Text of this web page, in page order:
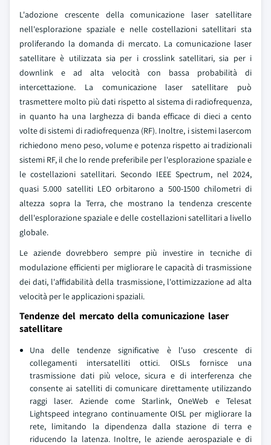
L'adozione crescente della comunicazione laser satellitare
nell'esplorazione spaziale e nelle costellazioni satellitari sta
proliferando la domanda di mercato. La comunicazione laser
satellitare è utilizzata sia per i crosslink satellitari, sia per i
downlink e ad alta velocità con bassa probabilità di
intercettazione. La comunicazione laser satellitare può
trasmettere molto più dati rispetto al sistema di radiofrequenza,
in quanto ha una larghezza di banda efficace di dieci a cento
volte di sistemi di radiofrequenza (RF). Inoltre, i sistemi lasercom
richiedono meno peso, volume e potenza rispetto ai tradizionali
sistemi RF, il che lo rende preferibile per l'esplorazione spaziale e
le costellazioni satellitari. Secondo IEEE Spectrum, nel 2024,
quasi 5.000 satelliti LEO orbitarono a 500-1500 chilometri di
altezza sopra la Terra, che mostrano la tendenza crescente
dell'esplorazione spaziale e delle costellazioni satellitari a livello
globale.
Le aziende dovrebbero sempre più investire in tecniche di
modulazione efficienti per migliorare le capacità di trasmissione
dei dati, l'affidabilità della trasmissione, l'ottimizzazione ad alta
velocità per le applicazioni spaziali.
Tendenze del mercato della comunicazione laser
satellitare
Una delle tendenze significative è l'uso crescente di
collegamenti intersatelliti ottici. OISLs fornisce una
trasmissione dati più veloce, sicura e di interferenza che
consente ai satelliti di comunicare direttamente utilizzando
raggi laser. Aziende come Starlink, OneWeb e Telesat
Lightspeed integrano continuamente OISL per migliorare la
rete, limitando la dipendenza dalla stazione di terra e
riducendo la latenza. Inoltre, le aziende aerospaziale e di